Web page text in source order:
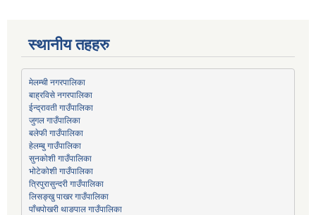
स्थानीय तहहरु
मेलम्ची नगरपालिका
बाह्रविसे नगरपालिका
ईन्द्रावती गाउँपालिका
जुगल गाउँपालिका
बलेफी गाउँपालिका
हेलम्बु गाउँपालिका
सुनकोशी गाउँपालिका
भोटेकोशी गाउँपालिका
त्रिपुरासुन्दरी गाउँपालिका
लिसङ्खु पाखर गाउँपालिका
पाँचपोखरी थाङपाल गाउँपालिका